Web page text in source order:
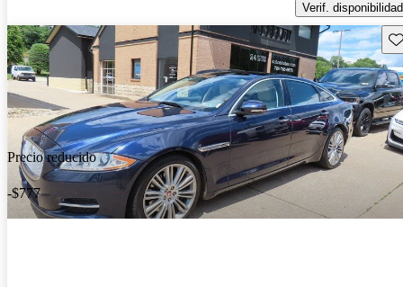
Verif. disponibilidad
Precio reducido
-$777